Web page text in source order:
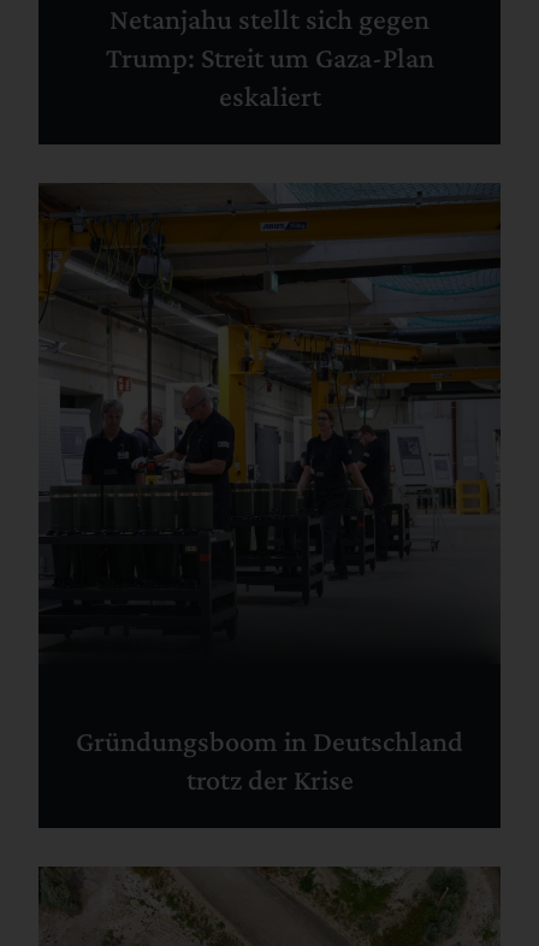
Netanjahu stellt sich gegen
Trump: Streit um Gaza-Plan
eskaliert
Gründungsboom in Deutschland
trotz der Krise